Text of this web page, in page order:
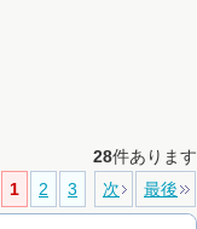
28件あります
1
2 3 次 最後